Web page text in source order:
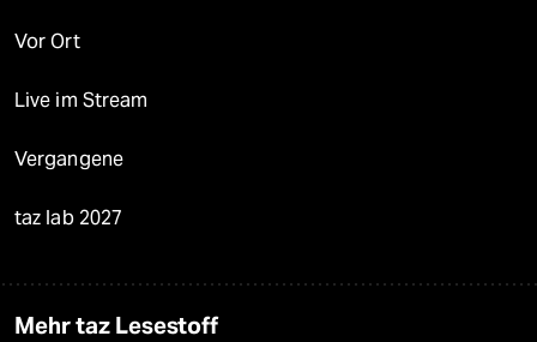
Vor Ort
Live im Stream
Vergangene
taz lab 2027
Mehr taz Lesestoff